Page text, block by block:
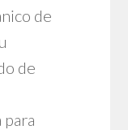
de
de